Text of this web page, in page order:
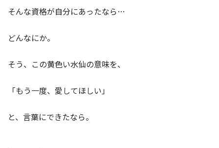
そんな資格が自分にあったなら…
どんなにか。
そう、この黄色い水仙の意味を、
「もう一度、愛してほしい」
と、言葉にできたなら。